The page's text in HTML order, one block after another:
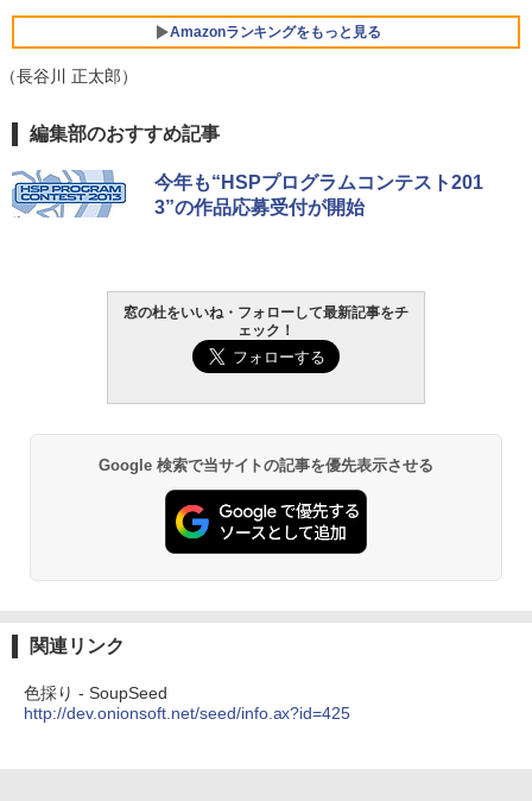
FMV ノートパソコン WE1-K3 (MS 365 P
ersonal/Copilotキー搭載/Win 11/15.6型/
Core i5/16GB/SSD 512GB/ホワイト) FM
Amazonランキングをもっと見る
Amazon Kindle - 目に優しい、かさばら
続バッテリー、6インチディスプレイ電子
書籍リーダー、マッチャ、16GB、広告な
し
Kindle Paperwhite シグニチャーエディ
ション (32GB) 7インチディスプレイ、明
るさ自動調整、色調調節ライト、12週間
ブラック
Amazon Kindle Paperwhite (16GB) 7イ
ンチディスプレイ、色調調節ライト、12
週間持続バッテリー、広告なし、ブラッ
ージ、防水、7インチカラーディスプレ
（長谷川 正太郎）
編集部のおすすめ記事
今年も“HSPプログラムコンテスト201
3”の作品応募受付が開始
窓の杜をいいね・フォローして最新記事をチ
ェック！
Google 検索で当サイトの記事を優先表示させる
関連リンク
色採り - SoupSeed
http://dev.onionsoft.net/seed/info.ax?id=425